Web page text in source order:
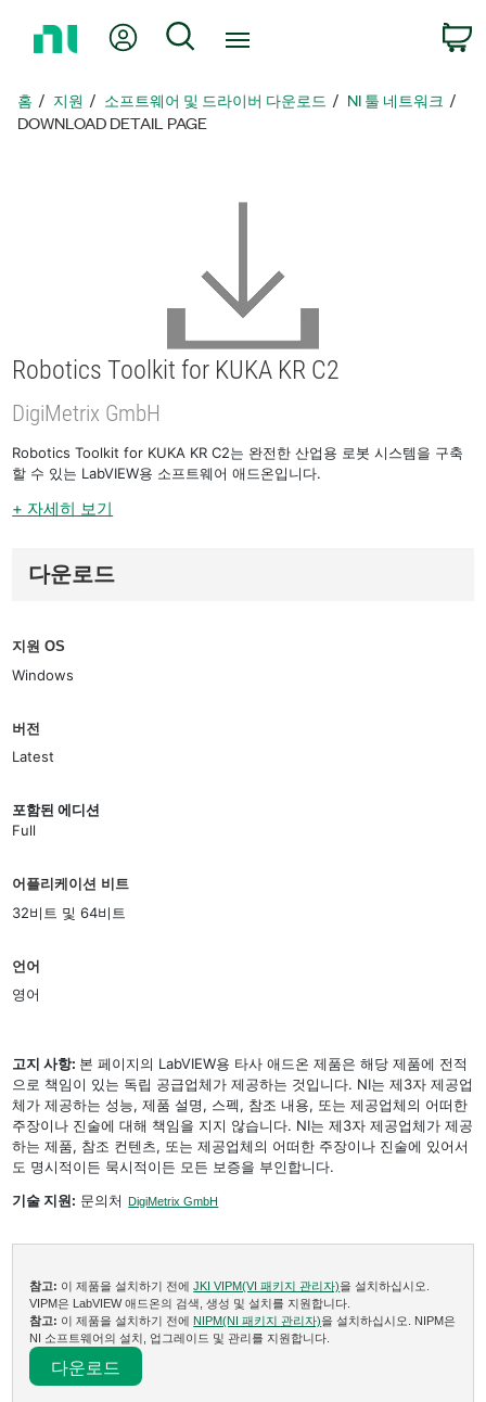
지
로
내 계정 검색
홈 지원 소프트웨어 및 드라이버 다운로드
NI 툴 네트워크
DOWNLOAD DETAIL PAGE
Robotics Toolkit for KUKA KR C2
DigiMetrix GmbH
Robotics Toolkit for KUKA KR C2는 완전한 산업용 로봇 시스템을 구축
할 수 있는 LabVIEW용 소프트웨어 애드온입니다.
+ 자세히 보기
다운로드
지원 OS
Windows
버전
Latest
포함된 에디션
Full
어플리케이션 비트
32비트 및 64비트
언어
영어
고지 사항: 본 페이지의 LabVIEW용 타사 애드온 제품은 해당 제품에 전적
으로 책임이 있는 독립 공급업체가 제공하는 것입니다. NI는 제3자 제공업
체가 제공하는 성능, 제품 설명, 스펙, 참조 내용, 또는 제공업체의 어떠한
주장이나 진술에 대해 책임을 지지 않습니다. NI는 제3자 제공업체가 제공
하는 제품, 참조 컨텐츠, 또는 제공업체의 어떠한 주장이나 진술에 있어서
도 명시적이든 묵시적이든 모든 보증을 부인합니다.
기술 지원: 문의처 DigiMetrix GmbH
참고: 이 제품을 설치하기 전에JKI VIPM(VI 패키지 관리자)을 설치하십시오.
VIPM은 LabVIEW 애드온의 검색, 생성 및 설치를 지원합니다.
참고: 이 제품을 설치하기 전에 NIPM(NI 패키지 관리자)을 설치하십시오. NIPM은
NI 소프트웨어의 설치, 업그레이드 및 관리를 지원합니다.
다운로드​